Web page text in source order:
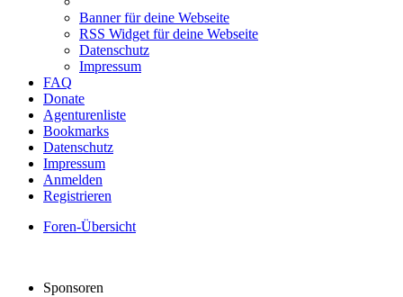
Banner für deine Webseite
RSS Widget für deine Webseite
Datenschutz
Impressum
FAQ
Donate
Agenturenliste
Bookmarks
Datenschutz
Impressum
Anmelden
Registrieren
Foren-Übersicht
Sponsoren